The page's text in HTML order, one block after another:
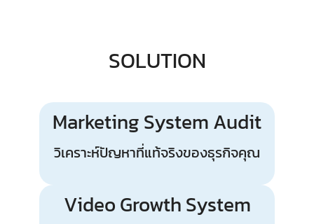
SOLUTION
Marketing System Audit
วิเคราะห์ปัญหาที่แท้จริงของธุรกิจคุณ
Video Growth System